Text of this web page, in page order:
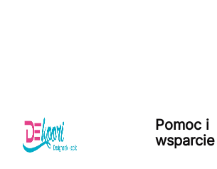
Pomoc i
wsparcie